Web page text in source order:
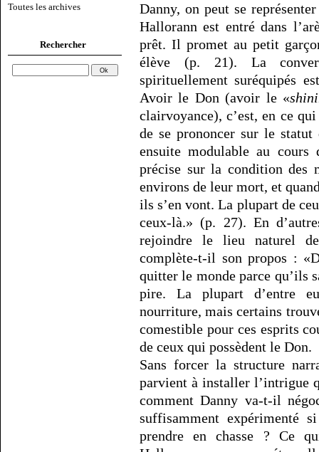
Toutes les archives
Rechercher
Danny, on peut se
Hallorann est entré dans
prêt. Il promet au petit
élève (p. 21). La
spirituellement suréquipés
Avoir le Don (avoir le «
clairvoyance), c’est, en ce
de se prononcer sur le statut
ensuite modulable au
précise sur la condition des
environs de leur mort, et
ils s’en vont. La plupart de
ceux-là.» (p. 27). En
rejoindre le lieu naturel
complète-t-il son propos :
quitter le monde parce qu’ils
pire. La plupart d’entre
nourriture, mais certains
comestible pour ces esprits
de ceux qui possèdent le Don.
Sans forcer la structure
parvient à installer l’intrigue
comment Danny va-t-il
suffisamment expérimenté
prendre en chasse ? Ce